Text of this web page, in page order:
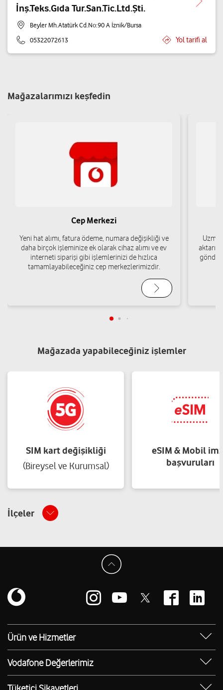
İnş.Teks.Gıda Tur.San.Tic.Ltd.Şti.
Beyler Mh.Atatürk Cd.No:90 A İznik/Bursa
05322072613
Yol tarifi al
Mağazalarımızı keşfedin
Cep Merkezi
Yeni hat alımı, fatura ödeme, numara değişikliği ve
daha birçok işleminize ek olarak cihaz alımı ve ev
interneti siparişi gibi işlemlerinizi de hızlıca
tamamlayabileceğiniz cep merkezlerimizdir.
Mağazada yapabileceğiniz işlemler
SIM kart değişikliği
(Bireysel ve Kurumsal)
eSIM & Mobil
başvuruları
İlçeler
Ürün ve Hizmetler
Yanımda Uygulaması
Vodafone 4.5G
Ürünler
Vodafone Değerlerimiz
Sosyal Destek